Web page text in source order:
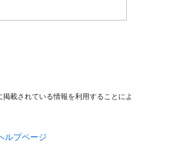
載されている情報を利用することによ
ルプページ